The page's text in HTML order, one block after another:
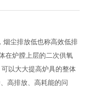
烟尘排放低也称高效低排
在炉膛上层的二次供氧
以大大提高炉具的整体
高排放、高耗能的问